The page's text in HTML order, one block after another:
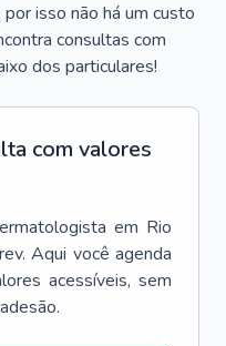
isso não há um custo
consultas com
dos particulares!
com valores
em Rio
Aqui você agenda
acessíveis, sem